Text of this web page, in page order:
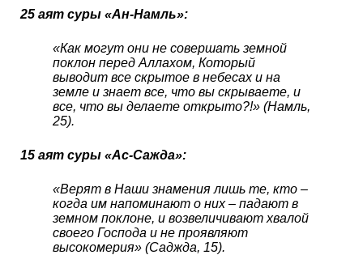
25 аят суры «Ан-Намль»:
«Как могут они не совершать земной
поклон перед Аллахом, Который
выводит все скрытое в небесах и на
земле и знает все, что вы скрываете, и
все, что вы делаете открыто?!» (Намль,
25).
15 аят суры «Ас-Сажда»:
«Верят в Наши знамения лишь те, кто –
когда им напоминают о них – падают в
земном поклоне, и возвеличивают хвалой
своего Господа и не проявляют
высокомерия» (Саджда, 15).